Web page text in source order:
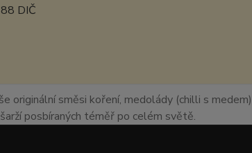
DIČ
originální směsi koření, medolády (chilli s
posbíraných téměř po celém světě.